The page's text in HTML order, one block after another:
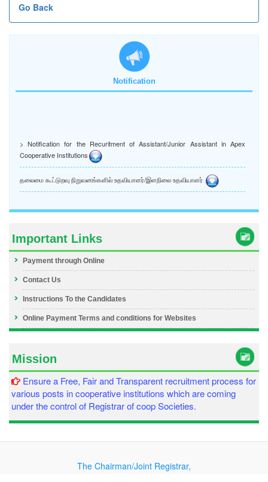
Go Back
Notification
> Notification for the Recuritment of Assistant/Junior Assistant in Apex
Cooperative Institutions
தலைமை கூட்டுறவு நிறுவனங்களில் உதவியாளர்/இளநிலை உதவியாளர்
Important Links
Payment through Online
Contact Us
Instructions To the Candidates
Online Payment Terms and conditions for Websites
Mission
Ensure a Free, Fair and Transparent recruitment process for
various posts in cooperative institutions which are coming
under the control of Registrar of coop Societies.
The Chairman/Joint Registrar,